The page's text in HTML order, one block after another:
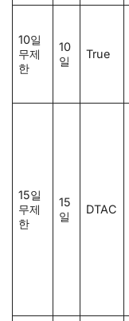
10일
무제
한
10
일
True
15일
무제
한
15
일
DTAC